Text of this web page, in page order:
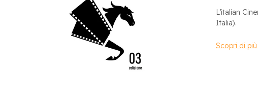
L’italian
Italia).
Scopri di più